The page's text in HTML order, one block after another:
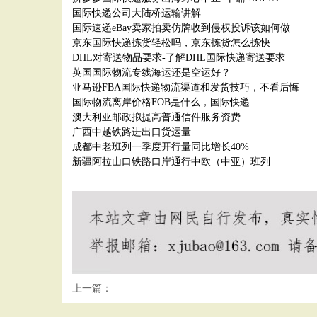
国际快递公司大陆桥运输讲解
国际速递eBay卖家拍卖仿牌收到侵权投诉该如何做
京东国际快递拣货轻松吗，京东拣货怎么拣快
DHL对寄送物品要求-了解DHL国际快递寄送要求
英国国际物流专线海运还是空运好？
亚马逊FBA国际快递物流渠道和发货技巧，不看后悔
国际物流离岸价格FOB是什么，国际快递
澳大利亚邮政拟提高普通信件服务资费
广西中越铁路进出口货运量
成都中老班列一季度开行量同比增长40%
新疆阿拉山口铁路口岸通行中欧（中亚）班列
上一篇：